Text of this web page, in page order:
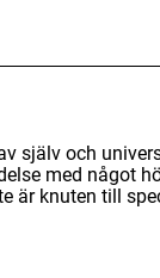
själv och
med något
är knuten till